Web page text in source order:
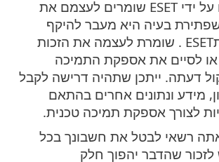
צד שלישי שמונו על ידי ESET שומרים לעצמם את
בעיה היא מעבר להיקף
התמיכה הטכנית‎. ESET שומרת לעצמה את הזכות
לסיים את אספקת התמיכה
דעתה. ייתכן שתהיה דרישה לקבל
מידע ונתונים אחרים בהתאם
לצורך אספקת תמיכה טכנית.
רשאי לבטל את חשבונך בכל
שהדבר יהפוך חלק